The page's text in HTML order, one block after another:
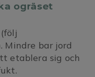
ogräset
Mindre bar jord
etablera sig och